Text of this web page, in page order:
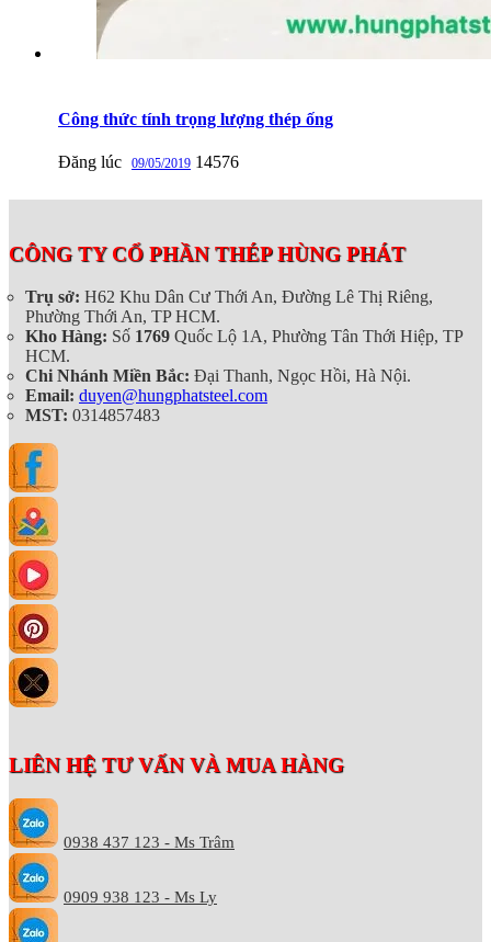
Công thức tính trọng lượng thép ống
Đăng lúc 09/05/2019 14576
CÔNG TY CỔ PHẦN THÉP HÙNG PHÁT
Trụ sở: H62 Khu Dân Cư Thới An, Đường Lê Thị Riêng,
Phường Thới An, TP HCM.
Kho Hàng: Số 1769 Quốc Lộ 1A, Phường Tân Thới Hiệp, TP
HCM.
Chi Nhánh Miền Bắc: Đại Thanh, Ngọc Hồi, Hà Nội.
Email: duyen@hungphatsteel.com
MST: 0314857483
LIÊN HỆ TƯ VẤN VÀ MUA HÀNG
0938 437 123 - Ms Trâm
0909 938 123 - Ms Ly